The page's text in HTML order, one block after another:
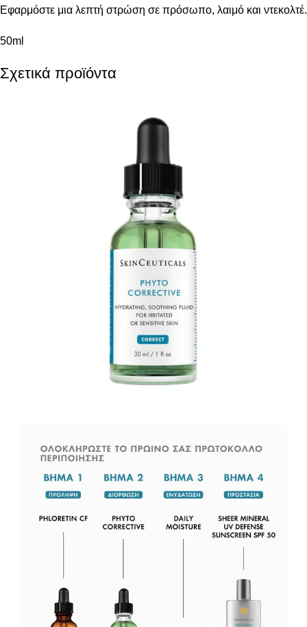
Εφαρμόστε μια λεπτή στρώση σε πρόσωπο, λαιμό και ντεκολτέ.
50ml
Σχετικά προϊόντα